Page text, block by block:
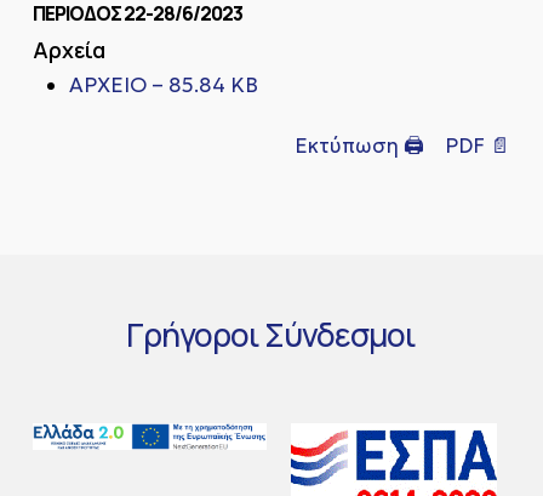
ΠΕΡΙΟΔΟΣ 22-28/6/2023
Αρχεία
ΑΡΧΕΙΟ – 85.84 KB
Εκτύπωση 🖨 PDF 📄
ΓρήγοροιΣύνδεσμοι